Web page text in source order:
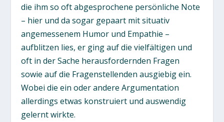
die ihm so oft abgesprochene persönliche Note
– hier und da sogar gepaart mit situativ
angemessenem Humor und Empathie –
aufblitzen lies, er ging auf die vielfältigen und
oft in der Sache herausfordernden Fragen
sowie auf die Fragenstellenden ausgiebig ein.
Wobei die ein oder andere Argumentation
allerdings etwas konstruiert und auswendig
gelernt wirkte.